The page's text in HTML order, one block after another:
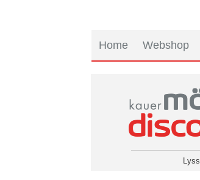
Home Webshop
Lyss